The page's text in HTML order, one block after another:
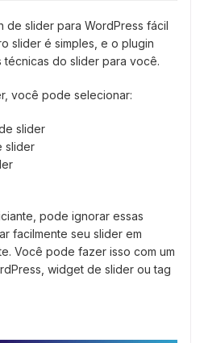
de slider para WordPress fácil
slider é simples, e o plugin
do slider para você.
você pode selecionar:
slider
slider
pode ignorar essas
facilmente seu slider em
Você pode fazer isso com um
widget de slider ou tag